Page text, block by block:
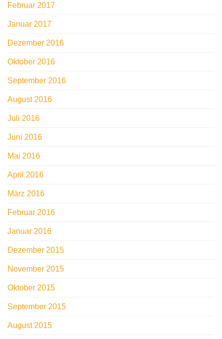
Februar 2017
Januar 2017
Dezember 2016
Oktober 2016
September 2016
August 2016
Juli 2016
Juni 2016
Mai 2016
April 2016
März 2016
Februar 2016
Januar 2016
Dezember 2015
November 2015
Oktober 2015
September 2015
August 2015